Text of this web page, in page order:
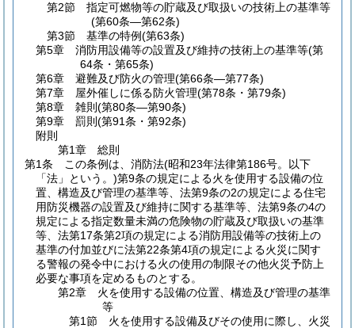
第2節
指定可燃物等の貯蔵及び取扱いの技術上の基準等
(第60条―第62条)
第3節
基準の特例(第63条)
第5章
消防用設備等の設置及び維持の技術上の基準等(第
64条・第65条)
第6章
避難及び防火の管理(第66条―第77条)
第7章
屋外催しに係る防火管理(第78条・第79条)
第8章
雑則 (第80条―第90条)
第9章
罰則 (第91条・第92条)
附則
第1章
総則
第1条
この条例は、消防法(昭和23年法律第186号。以下
「法」という。)第9条の規定による火を使用する設備の位
置、構造及び管理の基準等、法第9条の2の規定による住宅
用防災機器の設置及び維持に関する基準等、法第9条の4の
規定による指定数量未満の危険物の貯蔵及び取扱いの基準
等、法第17条第2項の規定による消防用設備等の技術上の
基準の付加並びに法第22条第4項の規定による火災に関す
る警報の発令中における火の使用の制限その他火災予防上
必要な事項を定めるものとする。
第2章
火を使用する設備の位置、構造及び管理の基準
等
第1節
火を使用する設備及びその使用に際し、火災